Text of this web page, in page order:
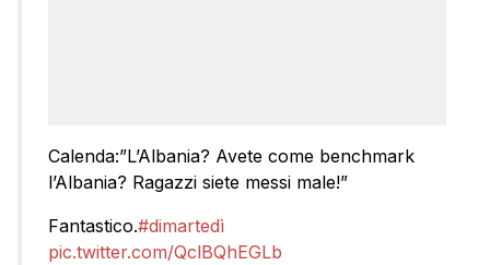
Calenda:”L’Albania? Avete come benchmark
l’Albania? Ragazzi siete messi male!”
Fantastico.#dimartedì
pic.twitter.com/QclBQhEGLb